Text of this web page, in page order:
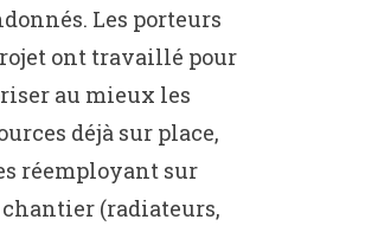
Les porteurs
ont travaillé pour
au mieux les
déjà sur place,
réemployant sur
(radiateurs,